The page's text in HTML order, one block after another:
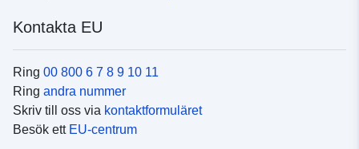
Kontakta EU
Ring 00 800 6 7 8 9 10 11
Ring andra nummer
Skriv till oss via kontaktformuläret
Besök ett EU-centrum